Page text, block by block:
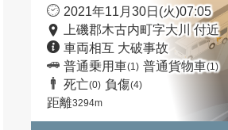
2021年11月30日(火)07:05
上磯郡木古内町字大川 付近
車両相互 大破事故
普通乗用車(1) 普通貨物車(1)
死亡(0) 負傷(4)
距離3294m